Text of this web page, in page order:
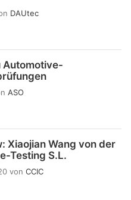
DAUtec
Automotive-
ASO
Xiaojian Wang von der
Testing S.L.
von CCIC